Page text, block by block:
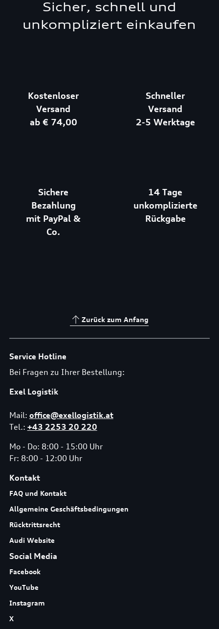
Sicher, schnell und
unkompliziert einkaufen
Kostenloser
Versand
ab € 74,00
Schneller
Versand
2-5 Werktage
Sichere
Bezahlung
mit PayPal &
Co.
14 Tage
unkomplizierte
Rückgabe
Zurück zum Anfang
Service Hotline
Bei Fragen zu Ihrer Bestellung:
Exel Logistik
Mail: office@exellogistik.at
Tel.: +43 2253 20 220
Mo - Do: 8:00 - 15:00 Uhr
Fr: 8:00 - 12:00 Uhr
Kontakt
FAQ und Kontakt
Allgemeine Geschäftsbedingungen
Rücktrittsrecht
Audi Website
Social Media
Facebook
YouTube
Instagram
X